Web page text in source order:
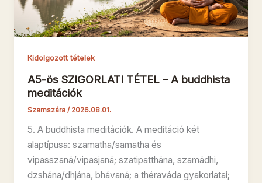
Kidolgozott tételek
A5-ös SZIGORLATI TÉTEL – A buddhista
meditációk
Szamszára/ 2026.08.01.
5. A buddhista meditációk. A meditáció két
alaptípusa: szamatha/samatha és
vipasszaná/vipasjaná; szatipatthána, szamádhi,
dzshána/dhjána, bhávaná; a théraváda gyakorlatai;